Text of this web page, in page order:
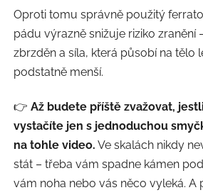
Oproti tomu správně použitý
pádu výrazně snižuje riziko zranění
zbrzděn a síla, která působí na tělo
podstatně menší.
👉 Až budete příště zvažovat,
vystačíte jen s jednoduchou
na tohle video. Ve skalách nikdy
stát – třeba vám spadne kámen
vám noha nebo vás něco vyleká. A